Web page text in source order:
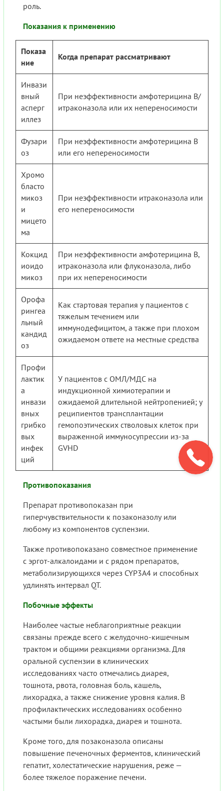
роль.
Показания к применению
Показа
ние
Когда препарат рассматривают
Инвази
вный
асперг
иллез
При неэффективности амфотерицина B/
итраконазола или их непереносимости
Фузари
оз
При неэффективности амфотерицина B
или его непереносимости
Хромо
бласто
микоз
и
мицето
ма
При неэффективности итраконазола или
его непереносимости
Кокцид
иоидо
микоз
При неэффективности амфотерицина B,
итраконазола или флуконазола, либо
при их непереносимости
Орофа
рингеа
льный
кандид
оз
Как стартовая терапия у пациентов с
тяжелым течением или
иммунодефицитом, а также при плохом
ожидаемом ответе на местные средства
Профи
лактик
а
инвази
вных
грибко
вых
инфек
ций
У пациентов с ОМЛ/МДС на
индукционной химиотерапии и
ожидаемой длительной нейтропенией; у
реципиентов трансплантации
гемопоэтических стволовых клеток при
выраженной иммуносупрессии из-за
GVHD
Противопоказания
Препарат противопоказан при
гиперчувствительности к позаконазолу или
любому из компонентов суспензии.
Также противопоказано совместное применение
с эргот-алкалоидами и с рядом препаратов,
метаболизирующихся через CYP3A4 и способных
удлинять интервал QT.
Побочные эффекты
Наиболее частые неблагоприятные реакции
связаны прежде всего с желудочно-кишечным
трактом и общими реакциями организма. Для
оральной суспензии в клинических
исследованиях часто отмечались диарея,
тошнота, рвота, головная боль, кашель,
лихорадка, а также снижение уровня калия. В
профилактических исследованиях особенно
частыми были лихорадка, диарея и тошнота.
Кроме того, для позаконазола описаны
повышение печеночных ферментов, клинический
гепатит, холестатические нарушения, реже —
более тяжелое поражение печени.